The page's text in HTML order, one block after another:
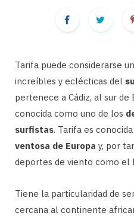
Tarifa puede considerarse
increíbles y eclécticas del
pertenece a Cádiz, al sur de
conocida como uno de los
surfistas. Tarifa es
ventosa de Europa y, por
deportes de viento como el
Tiene la particularidad de
cercana al continente